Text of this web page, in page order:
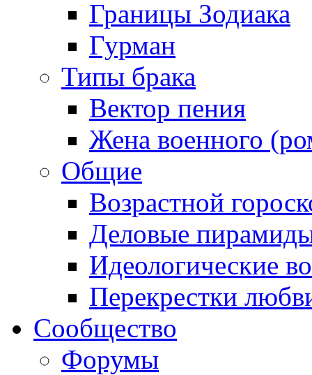
Границы Зодиака
Гурман
Типы брака
Вектор пения
Жена военного
Общие
Возрастной
Деловые
Идеологические
Перекрестки
Сообщество
Форумы